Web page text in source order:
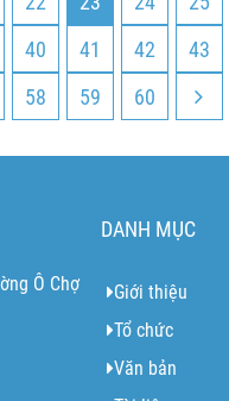
40 41 42 43
58 59 60
Ô Chợ
DANH MỤC
Giới thiệu
Tổ chức
Văn bản